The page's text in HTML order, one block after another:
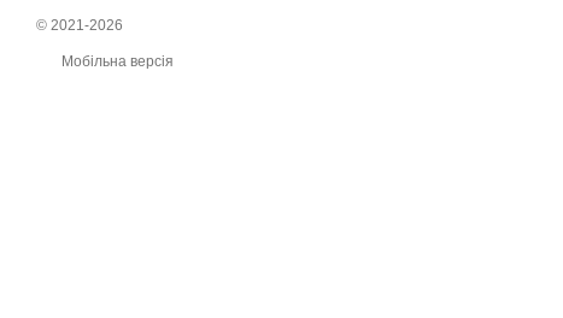
© 2021-2026
Мобільна версія